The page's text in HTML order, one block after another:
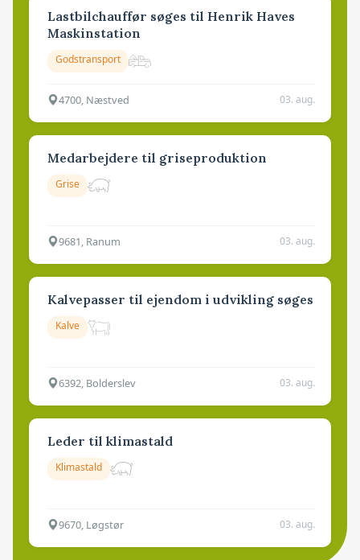
Lastbilchauffør søges til Henrik Haves
Maskinstation
Godstransport
4700, Næstved 03. aug.
Medarbejdere til griseproduktion
Grise
9681, Ranum 03. aug.
Kalvepasser til ejendom i udvikling søges
Kalve
6392, Bolderslev 03. aug.
Leder til klimastald
Klimastald
9670, Løgstør 03. aug.